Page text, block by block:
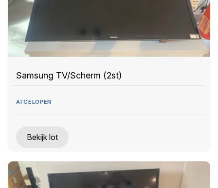
Samsung TV/Scherm (2st)
AFGELOPEN
Bekijk lot